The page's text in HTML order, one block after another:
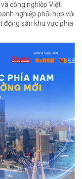
công nghiệp Việt
nghiệp phối hợp với
động sản khu vực phía